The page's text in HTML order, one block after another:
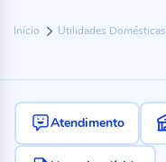
Início Utilidades Domésticas
Atendimento